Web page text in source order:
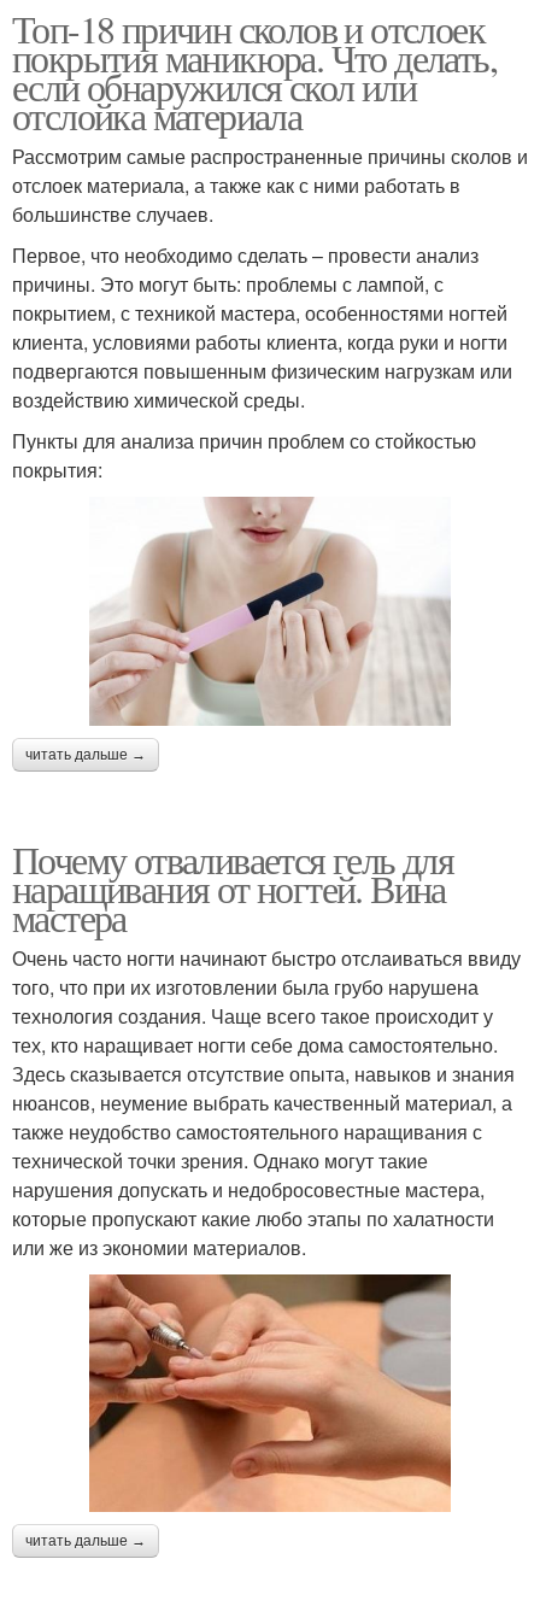
Топ-18 причин сколов и отслоек
покрытия маникюра. Что делать,
если обнаружился скол или
отслойка материала
Рассмотрим самые распространенные причины сколов и
отслоек материала, а также как с ними работать в
большинстве случаев.
Первое, что необходимо сделать – провести анализ
причины. Это могут быть: проблемы с лампой, с
покрытием, с техникой мастера, особенностями ногтей
клиента, условиями работы клиента, когда руки и ногти
подвергаются повышенным физическим нагрузкам или
воздействию химической среды.
Пункты для анализа причин проблем со стойкостью
покрытия:
читать дальше →
Почему отваливается гель для
наращивания от ногтей. Вина
мастера
Очень часто ногти начинают быстро отслаиваться ввиду
того, что при их изготовлении была грубо нарушена
технология создания. Чаще всего такое происходит у
тех, кто наращивает ногти себе дома самостоятельно.
Здесь сказывается отсутствие опыта, навыков и знания
нюансов, неумение выбрать качественный материал, а
также неудобство самостоятельного наращивания с
технической точки зрения. Однако могут такие
нарушения допускать и недобросовестные мастера,
которые пропускают какие любо этапы по халатности
или же из экономии материалов.
читать дальше →